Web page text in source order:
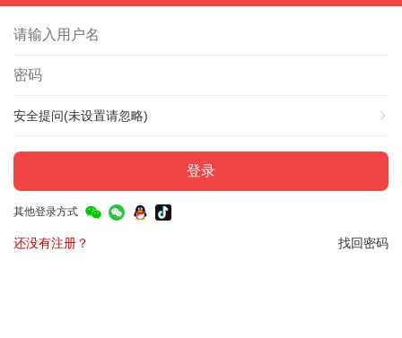
安全提问(未设置请忽略)
登录
其他登录方式
找回密码
还没有注册？